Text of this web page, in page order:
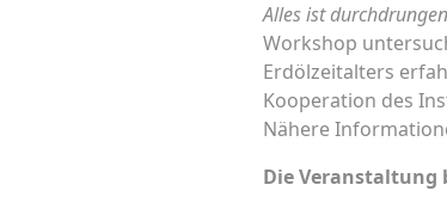
Alles ist durchdrungen
Workshop
Erdölzeitalters
Kooperation des
Nähere
Die Veranstaltung